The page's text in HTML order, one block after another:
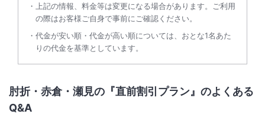
上記の情報、料金等は変更になる場合があります。ご利用
の際はお客様ご自身で事前にご確認ください。
代金が安い順・代金が高い順については、おとな1名あた
りの代金を基準としています。
肘折・赤倉・瀬見の『直前割引プラン』のよくある
Q&A